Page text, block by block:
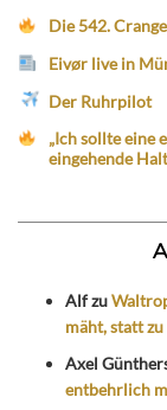
Die 542.
Eivør live in
Der Ruhrpilot
„Ich sollte eine
eingehende
Alfzu
mäht, statt
Axel
entbehrlich